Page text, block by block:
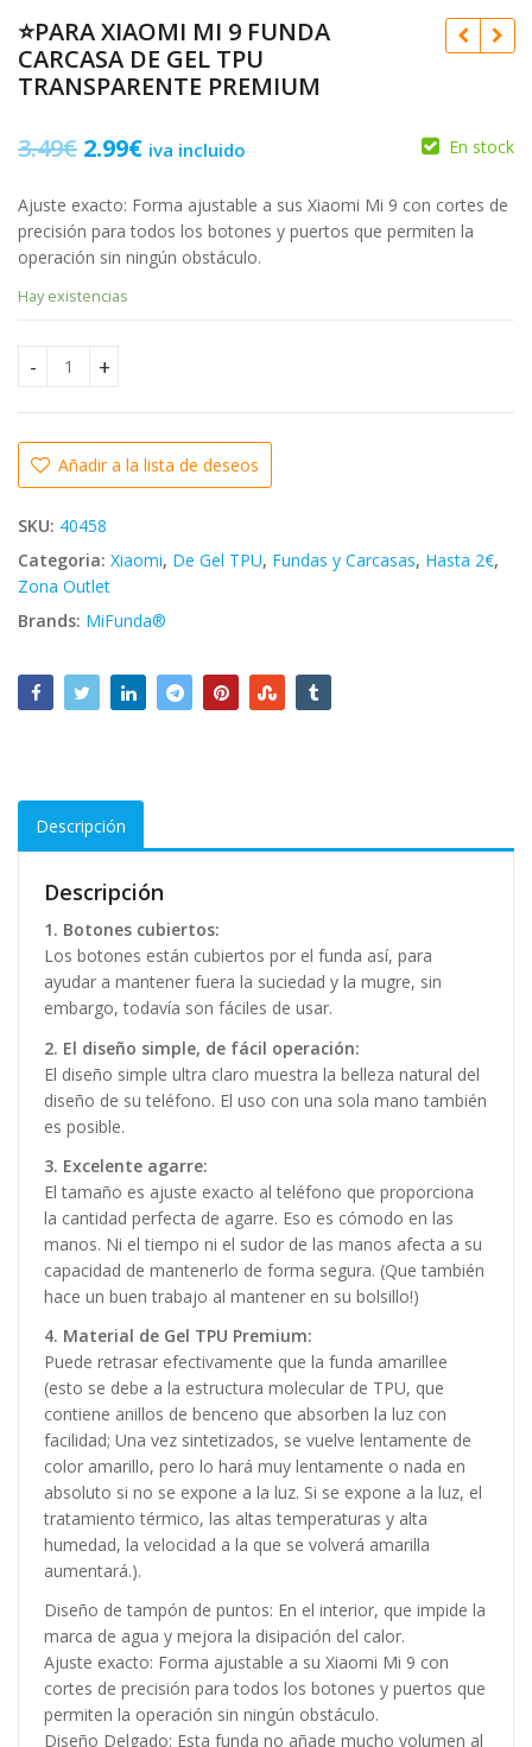
⭐PARA XIAOMI MI 9 FUNDA
CARCASA DE GEL TPU
TRANSPARENTE PREMIUM
7.99€ 4.24€
5.99€ 2.99€
3.49€ El
original
era:
3.49€.
2.99€El
actual
es:
iva incluido En stock
Ajuste exacto: Forma ajustable a sus Xiaomi Mi 9 con cortes de
precisión para todos los botones y puertos que permiten la
operación sin ningún obstáculo.
Hay existencias
⭐PARA XIAOMI MI 9 FUNDA CARCASA DE GEL TPU
Añadir a la lista de deseos
SKU: 40458
Categoria: Xiaomi, De Gel TPU, Fundas y Carcasas, Hasta 2€,
Zona Outlet
Brands: MiFunda®
Descripción
Descripción
1. Botones cubiertos:
Los botones están cubiertos por el funda así, para
ayudar a mantener fuera la suciedad y la mugre, sin
embargo, todavía son fáciles de usar.
2. El diseño simple, de fácil operación:
El diseño simple ultra claro muestra la belleza natural del
diseño de su teléfono. El uso con una sola mano también
es posible.
3. Excelente agarre:
El tamaño es ajuste exacto al teléfono que proporciona
la cantidad perfecta de agarre. Eso es cómodo en las
manos. Ni el tiempo ni el sudor de las manos afecta a su
capacidad de mantenerlo de forma segura. (Que también
hace un buen trabajo al mantener en su bolsillo!)
4. Material de Gel TPU Premium:
Puede retrasar efectivamente que la funda amarillee
(esto se debe a la estructura molecular de TPU, que
contiene anillos de benceno que absorben la luz con
facilidad; Una vez sintetizados, se vuelve lentamente de
color amarillo, pero lo hará muy lentamente o nada en
absoluto si no se expone a la luz. Si se expone a la luz, el
tratamiento térmico, las altas temperaturas y alta
humedad, la velocidad a la que se volverá amarilla
aumentará.).
Diseño de tampón de puntos: En el interior, que impide la
marca de agua y mejora la disipación del calor.
Ajuste exacto: Forma ajustable a su Xiaomi Mi 9 con
cortes de precisión para todos los botones y puertos que
permiten la operación sin ningún obstáculo.
Diseño Delgado: Esta funda no añade mucho volumen al